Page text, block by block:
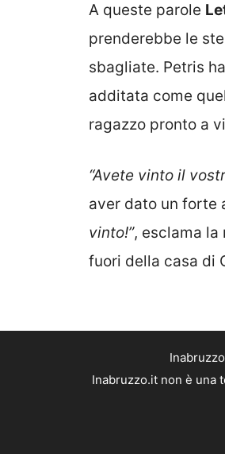
A queste parole
prenderebbe le
sbagliate. Petris
additata come
ragazzo pronto a
“Avete vinto il
aver dato un forte
vinto!”, esclama la
fuori della casa di
Inabruzzo.it non è una